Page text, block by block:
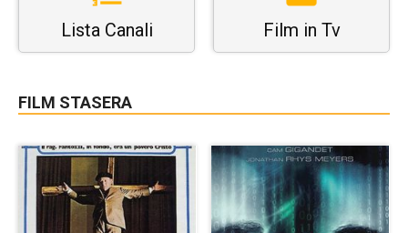
Lista Canali Film in Tv
FILM STASERA